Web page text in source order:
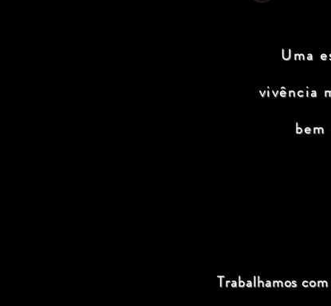
Uma
vivência
Trabalhamos